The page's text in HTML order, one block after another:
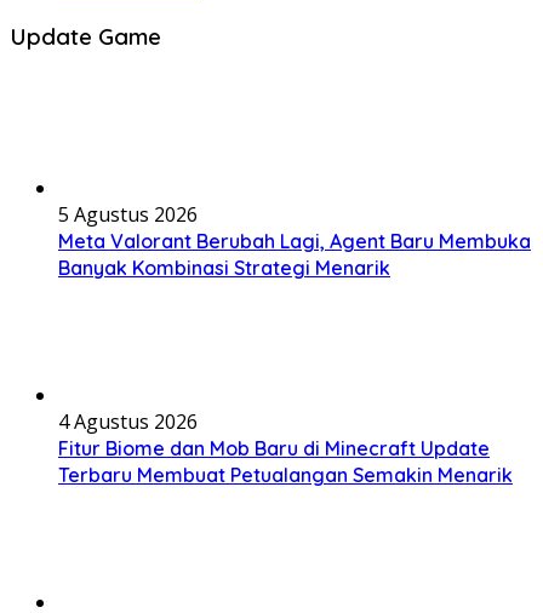
Update Game
5 Agustus 2026
Meta Valorant Berubah Lagi, Agent Baru Membuka
Banyak Kombinasi Strategi Menarik
4 Agustus 2026
Fitur Biome dan Mob Baru di Minecraft Update
Terbaru Membuat Petualangan Semakin Menarik